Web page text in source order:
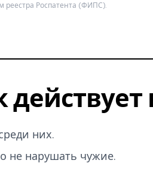
реестра Роспатента (ФИПС).
действует
них.
не нарушать чужие.